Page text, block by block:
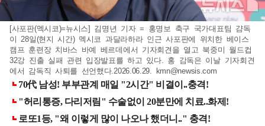
[사포판(멕시코)=뉴시스] 김명년 기자 = 홍명보 축구 국가대표팀 걈독
이 28일(현지 시간) 멕시코 과달라하라 인근 사포판에 위치한 베이스
캠프 훈련장 치바스 바예 베르데에서 기자회견을 열고 북중미 월드컵
32강 진출 실패 관련 입장발표를 하고 있다. 홍 감독은 이날 기자회견
에서 감독직 사퇴를 선언했다.2026.06.29.
kmn@newsis.com